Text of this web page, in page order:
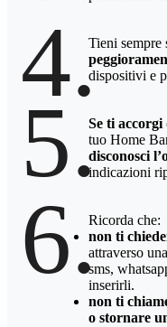
4.Tieni sempre
dispositivi e
5.Se ti accorgi
tuo Home
disconosci
indicazioni
6.Ricorda che:
non ti
attraverso
sms,
inserirli.
non ti
o stornare